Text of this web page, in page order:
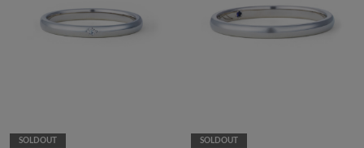
SOLDOUT SOLDOUT